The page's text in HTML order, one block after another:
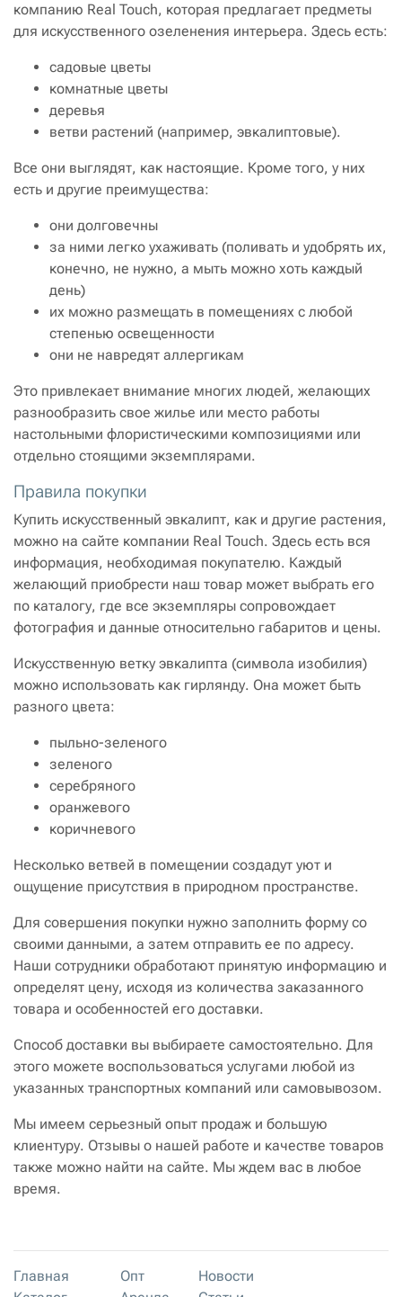
компанию Real Touch, которая предлагает предметы
для искусственного озеленения интерьера. Здесь есть:
садовые цветы
комнатные цветы
деревья
ветви растений (например, эвкалиптовые).
Все они выглядят, как настоящие. Кроме того, у них
есть и другие преимущества:
они долговечны
за ними легко ухаживать (поливать и удобрять их,
конечно, не нужно, а мыть можно хоть каждый
день)
их можно размещать в помещениях с любой
степенью освещенности
они не навредят аллергикам
Это привлекает внимание многих людей, желающих
разнообразить свое жилье или место работы
настольными флористическими композициями или
отдельно стоящими экземплярами.
Правила покупки
Купить искусственный эвкалипт, как и другие растения,
можно на сайте компании Real Touch. Здесь есть вся
информация, необходимая покупателю. Каждый
желающий приобрести наш товар может выбрать его
по каталогу, где все экземпляры сопровождает
фотография и данные относительно габаритов и цены.
Искусственную ветку эвкалипта (символа изобилия)
можно использовать как гирлянду. Она может быть
разного цвета:
пыльно-зеленого
зеленого
серебряного
оранжевого
коричневого
Несколько ветвей в помещении создадут уют и
ощущение присутствия в природном пространстве.
Для совершения покупки нужно заполнить форму со
своими данными, а затем отправить ее по адресу.
Наши сотрудники обработают принятую информацию и
определят цену, исходя из количества заказанного
товара и особенностей его доставки.
Способ доставки вы выбираете самостоятельно. Для
этого можете воспользоваться услугами любой из
указанных транспортных компаний или самовывозом.
Мы имеем серьезный опыт продаж и большую
клиентуру. Отзывы о нашей работе и качестве товаров
также можно найти на сайте. Мы ждем вас в любое
время.
Главная
Опт
Новости